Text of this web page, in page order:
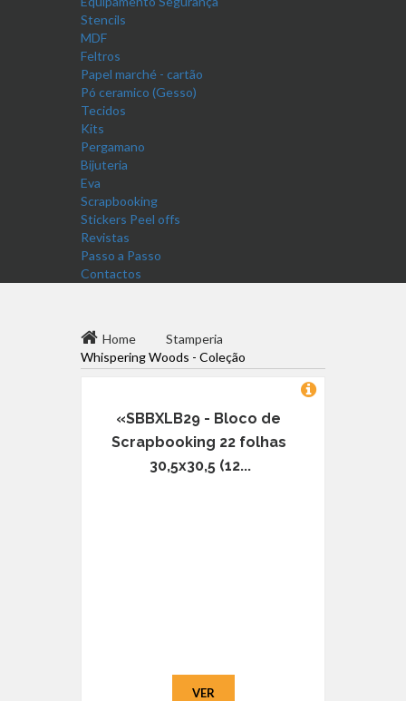
Stencils
MDF
Feltros
Papel marché - cartão
Pó ceramico (Gesso)
Tecidos
Kits
Pergamano
Bijuteria
Eva
Scrapbooking
Stickers Peel offs
Revistas
Passo a Passo
Contactos
Home
Stamperia
Whispering Woods - Coleção
«SBBXLB29 - Bloco de
Scrapbooking 22 folhas
30,5x30,5 (12...
VER